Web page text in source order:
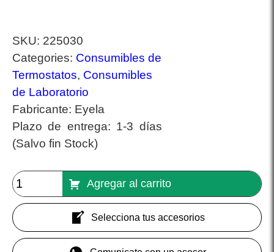
SKU: 225030
Categories: Consumibles de
Termostatos, Consumibles
de Laboratorio
Fabricante: Eyela
Plazo de entrega: 1-3 días
(Salvo fin Stock)
Agregar al carrito
Selecciona tus accesorios